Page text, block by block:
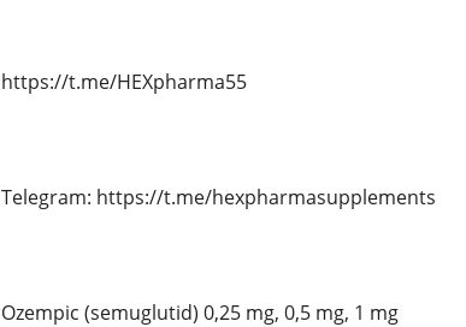
https://t.me/HEXpharma55
Telegram: https://t.me/hexpharmasupplements
Ozempic (semuglutid) 0,25 mg, 0,5 mg, 1 mg